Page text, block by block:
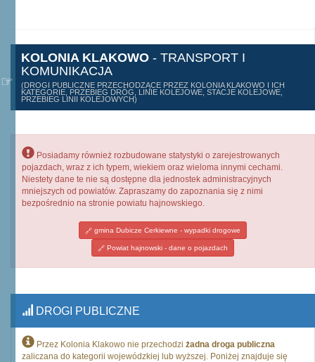
KOLONIA KLAKOWO - TRANSPORT I
KOMUNIKACJA
(DROGI PUBLICZNE PRZECHODZĄCE PRZEZ KOLONIA KLAKOWO I ICH
KATEGORIE, PRZEBIEG DRÓG, LINIE KOLEJOWE, STACJE KOLEJOWE,
PRZEBIEG LINII KOLEJOWYCH)
Posiadamy również rozbudowane statystyki o zarejestrowanych
pojazdach, wraz z ich typem, wiekiem oraz wieloma innymi cechami.
Niestety dane te nie są dostępne dla jednostek administracyjnych
mniejszych od powiatów. Zapraszamy do zapoznania się z nimi
bezpośrednio na stronie powiatu hajnowskiego.
gmina Dubicze Cerkiewne - wypadki drogowe
Powiat hajnowski - dane o pojazdach
DROGI PUBLICZNE
Przez Kolonia Klakowo nie przechodzi żadna droga publiczna
zaliczana do kategorii wojewódzkiej lub wyższej. Poniżej znajduje się